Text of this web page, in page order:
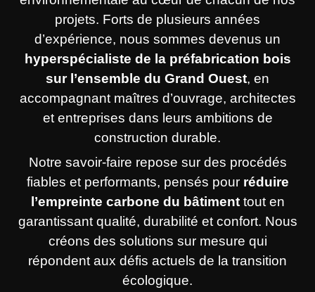
projets. Forts de plusieurs années
d’expérience, nous sommes devenus un
hyperspécialiste de la préfabrication bois
sur l’ensemble du Grand Ouest, en
accompagnant maîtres d’ouvrage, architectes
et entreprises dans leurs ambitions de
construction durable.
Notre savoir-faire repose sur des procédés
fiables et performants, pensés pour réduire
l’empreinte carbone du bâtimenttout en
garantissant qualité, durabilité et confort. Nous
créons des solutions sur mesure qui
répondent aux défis actuels de la transition
écologique.